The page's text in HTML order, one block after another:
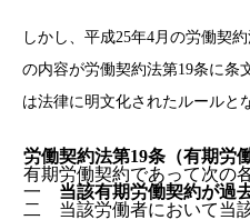
しかし、平成25年4月の労働契
の内容が労働契約法第19条に条
は法律に明文化されたルールと
労働契約法第19条（有期労
有期労働契約であって次の
一 当該有期労働契約が過
二 当該労働者において当